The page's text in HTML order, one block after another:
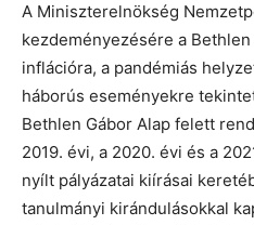
A Miniszterelnökség
kezdeményezésére a
inflációra, a pandémiás
háborús eseményekre
Bethlen Gábor Alap felett
2019. évi, a 2020. évi és a
nyílt pályázatai kiírásai
tanulmányi kirándulásokkal